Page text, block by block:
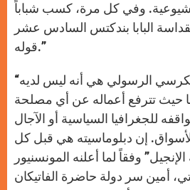
والشيوعية. وفي كل مرة، كسب شباباً
البابا بندكتس السادس عشر
قوله.”
“والميزة الثالثة للكرسي الرسولي هي أنه ليس لديه
حيث تترفع أعماله عن أي مصلحة
للجغرافيا السياسية أو الآجال
الأسواق. إن دبلوماسيته هي قبل كل
وفقاً لما أعلنه المونسنيور
أمين سر دولة حاضرة الفاتيكان